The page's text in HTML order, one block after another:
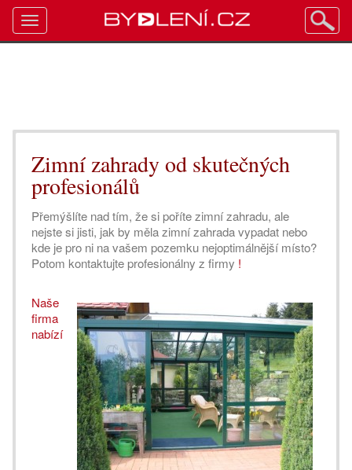
Zimní zahrady od skutečných
profesionálů
Přemýšlíte nad tím, že si poříte zimní zahradu, ale
nejste si jisti, jak by měla zimní zahrada vypadat nebo
kde je pro ni na vašem pozemku nejoptimálnější místo?
Potom kontaktujte profesionálny z firmy !
Naše
firma
nabízí
Toggle
navigation